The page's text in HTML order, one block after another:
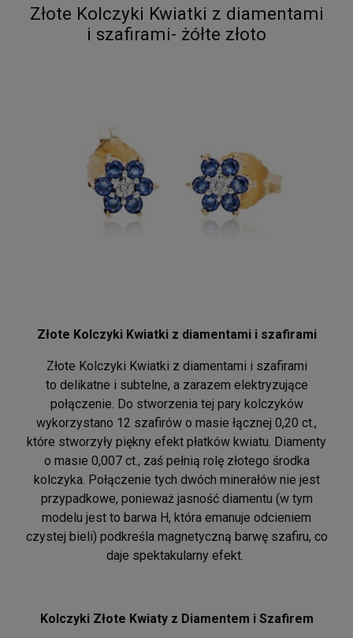
Złote Kolczyki Kwiatki z diamentami
i szafirami- żółte złoto
Złote Kolczyki Kwiatki z diamentami i szafirami
Złote Kolczyki Kwiatki z diamentami i szafirami
to delikatne i subtelne, a zarazem elektryzujące
połączenie. Do stworzenia tej pary kolczyków
wykorzystano 12 szafirów o masie łącznej 0,20 ct.,
które stworzyły piękny efekt płatków kwiatu. Diamenty
o masie 0,007 ct., zaś pełnią rolę złotego środka
kolczyka. Połączenie tych dwóch minerałów nie jest
przypadkowe, ponieważ jasność diamentu (w tym
modelu jest to barwa H, która emanuje odcieniem
czystej bieli) podkreśla magnetyczną barwę szafiru, co
daje spektakularny efekt.
Kolczyki Złote Kwiaty z Diamentem i Szafirem